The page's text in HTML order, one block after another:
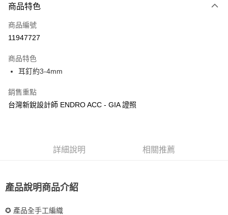
3 期 0 利率 每期
合作金庫商業銀行
上海商業儲蓄銀行
臺灣中小企業銀行
匯豐（台灣）商業銀行
元大商業銀行
玉山商業銀行
星展（台灣）商業銀行
超商取貨付款
LINE Pay
Apple Pay
付款後全家取貨
每筆NT$85，滿NT$999(含以上)免運費
商品特色
商品編號
11947727
商品特色
耳釘約3-4mm
銷售重點
台灣新銳設計師 ENDRO ACC - GIA 證照
詳細說明 相關推薦
產品說明商品介紹
✪ 產品全手工編織